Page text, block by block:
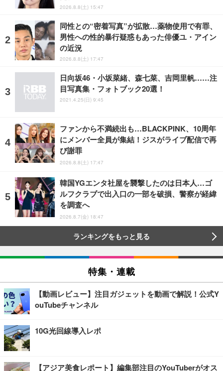
2026.8.8(土) 15:47
同性との“密着写真”が拡散…薬物使用で有罪、
男性への性的暴行疑惑もあった俳優ユ・アイン
の近況
2026.8.8(土) 17:47
日向坂46・小坂菜緒、森七菜、吉岡里帆……注
目写真集・フォトブック20選！
2021.4.25(日) 9:45
ファンから不満続出も…BLACKPINK、10周年
にメンバー全員が集結！ジスがライブ配信で再
び謝罪
2026.8.8(土) 17:47
韓国YGエンタ社屋を襲撃したのは日本人…ゴ
ルフクラブで出入口の一部を破損、警察が経緯
を調査へ
2026.8.7(金) 18:47
ランキングをもっと見る
特集・連載
【動画レビュー】注目ガジェットを動画で解説！公式Y
ouTubeチャンネル
10G光回線導入レポ
【アジア美食レポート】編集部注目のYouTuberがオス